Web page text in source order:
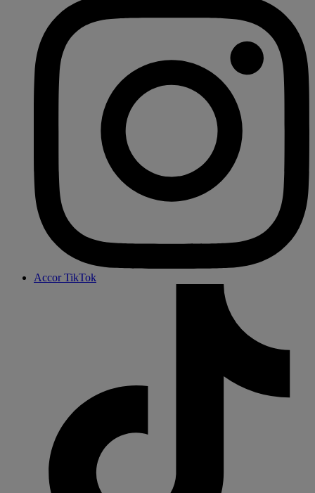
Accor TikTok